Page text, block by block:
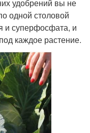
удобрений вы не
одной столовой
и суперфосфата, и
каждое растение.